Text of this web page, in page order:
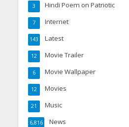
Hindi Poem on Patriotic
3
Internet
7
Latest
143
Movie Trailer
12
Movie Wallpaper
6
Movies
12
Music
21
News
6,816